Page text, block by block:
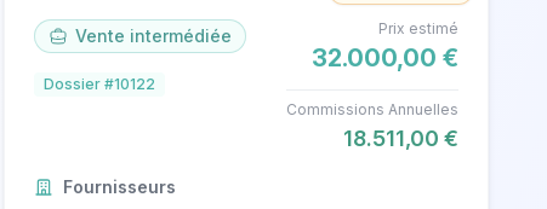
Vente intermédiée
Dossier #10122
Prix estimé
32.000,00 €
Commissions Annuelles
18.511,00 €
Fournisseurs